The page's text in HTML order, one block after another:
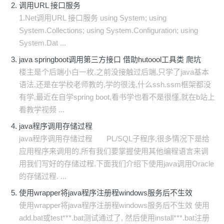
调用URL 接口服务
1.Net调用URL 接口服务 using System; using
System.Collections; using System.Configuration; using
System.Dat ...
java springboot调用第三方接口 借助hutoool工具类 爬坑
楼主是个后端小白一枚,之前没接触过后端,只学了java基本
语法,还是在学校老师教的,学的很浅,什么ssh.ssm框架都没
有学,最近在自学spring boot,看书学也看不是很懂,就在b站上
看教学视频 ...
java程序调用存储过程
java程序调用存储过程 PL/SQL子程序,很多情况下是给
应用程序来调用的,所有我们要掌握使用其他编程语言来调
用我们写好的存储过程.下面我们介绍下使用java调用Oracle
的存储过程. ...
使用wrapper将java程序注册程windows服务后不生效
使用wrapper将java程序注册程windows服务后不生效 使用
add.bat或test***.bat测试通过了, 然后使用install***.bat注册